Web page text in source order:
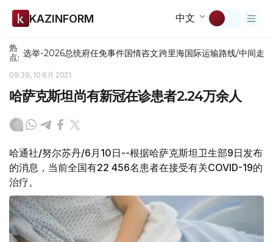
KAZINFORM 中文
热
点: 选举-2026总统府任免事件国情咨文跨里海国际运输路线/中间走廊
09:39, 10 6月 2021
哈萨克斯坦尚有新冠在诊患者2.24万余人
哈通社/努尔苏丹/6月10日--根据哈萨克斯坦卫生部9日发布
的消息，当前全国有22 456名患者在接受有关COVID-19的
治疗。